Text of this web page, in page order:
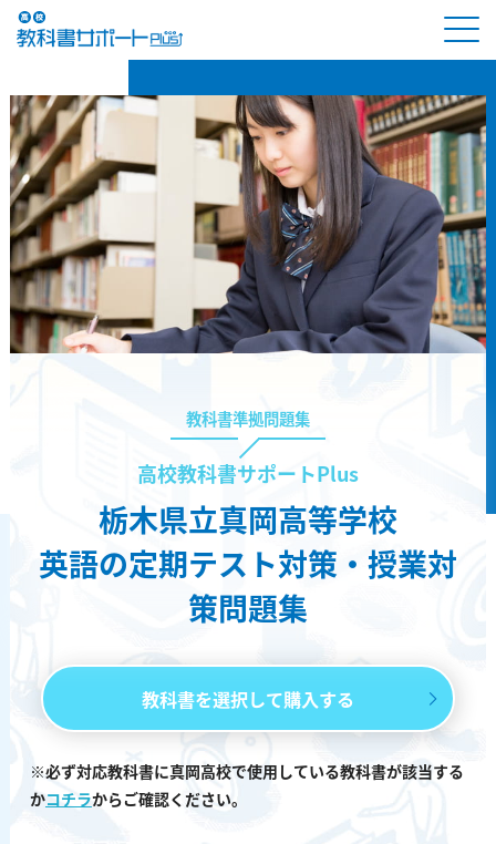
教科書準拠問題集
高校教科書サポートPlus
栃木県立真岡高等学校
英語の定期テスト対策・授業対
策問題集
教科書を選択して購入する
※必ず対応教科書に真岡高校で使用している教科書が該当する
かコチラからご確認ください。